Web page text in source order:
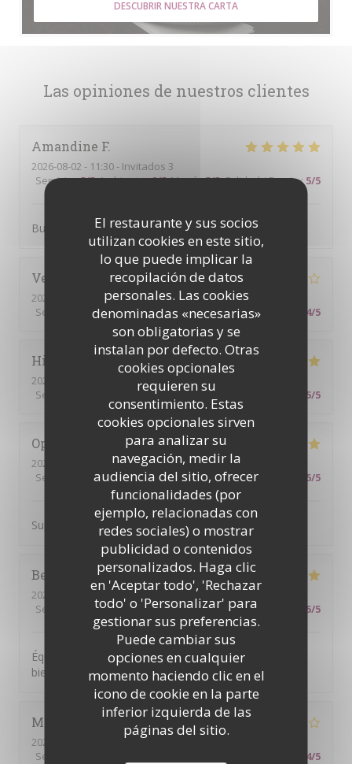
El restaurante y sus socios
utilizan cookies en este sitio,
lo que puede implicar la
recopilación de datos
personales. Las cookies
denominadas «necesarias»
son obligatorias y se
instalan por defecto. Otras
cookies opcionales
requieren su
consentimiento. Estas
cookies opcionales sirven
para analizar su
navegación, medir la
audiencia del sitio, ofrecer
funcionalidades (por
ejemplo, relacionadas con
redes sociales) o mostrar
publicidad o contenidos
personalizados. Haga clic
en 'Aceptar todo', 'Rechazar
todo' o 'Personalizar' para
gestionar sus preferencias.
Puede cambiar sus
opciones en cualquier
momento haciendo clic en el
icono de cookie en la parte
inferior izquierda de las
páginas del sitio.
Las opiniones de nuestros clientes
Amandine F
2026-08-02 - 11:30 - Invitados 3
Servicio:5/5 Ambiente:2/5 Menú:5/5 Calidad / Precio: 5/5
Buffet copieux et bon.
Veronique
2026-07-26
- 12:30 - Invitados 2
Servicio
/5 Ambiente:5/5 Menú:4/5 Calidad / Precio 4/5
Hillary
2026-07-21
- 19:00 - Invitados 2
Servicio
Ambiente: 5 /5 Menú :5/5 5/5
Ophelie
2026-07-18
- 11:30 - Invitados 2
Servicio
/5 Ambiente:5 /5 Menú:5 /5 Calidad / Precio 5/5
Super brunch copieux et bon Le serveur était au top !
Beatrice
2026-07-14
- 19:00 - Invitados 6
Servicio
Ambiente :5/5 Menú: 5/5 Calidad / Precio 5/5
Équipe accueillante. Bonne Ambiance et on y mange
bien. Je recommande
Mariam
2026-07-14
- 19:00 - Invitados 6
Servicio
4/5
DESCUBRIR NUESTRA CARTA